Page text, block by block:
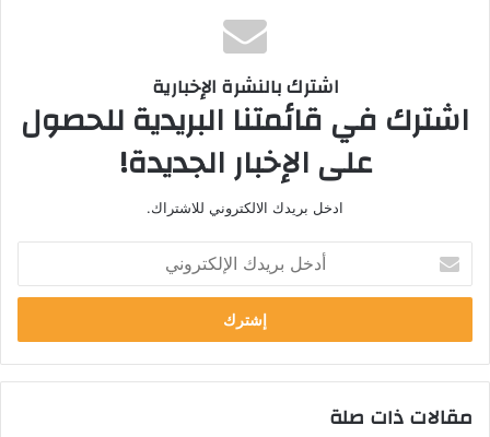
اشترك بالنشرة الإخبارية
اشترك في قائمتنا البريدية للحصول
على الإخبار الجديدة!
ادخل بريدك الالكتروني للاشتراك.
خ
ب
ر
د
مقالات ذات صلة